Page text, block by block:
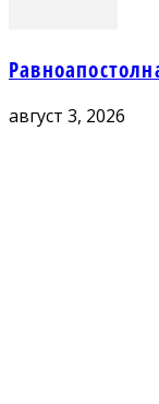
август 3, 2026